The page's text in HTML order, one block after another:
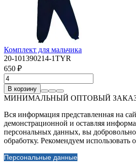
Комплект для мальчика
20-101390214-1TYR
650 ₽
В корзину
МИНИМАЛЬНЫЙ ОПТОВЫЙ ЗАКАЗ
Вся информация представленная на
демонстрационной и оставляя
персональных данных, вы добровольно
обработку. Рекомендуем использовать
Персональные данные